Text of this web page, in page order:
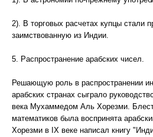
2). В торговых расчетах купцы стали
заимствованную из Индии.
5. Распространение арабских чисел.
Решающую роль в распространении
арабских странах сыграло
века Мухаммедом Аль Хорезми.
математиков была воспринята
Хорезми в IX веке написал книгу